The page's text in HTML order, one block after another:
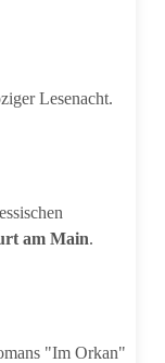
Lesenacht.
am Main.
"Im Orkan"